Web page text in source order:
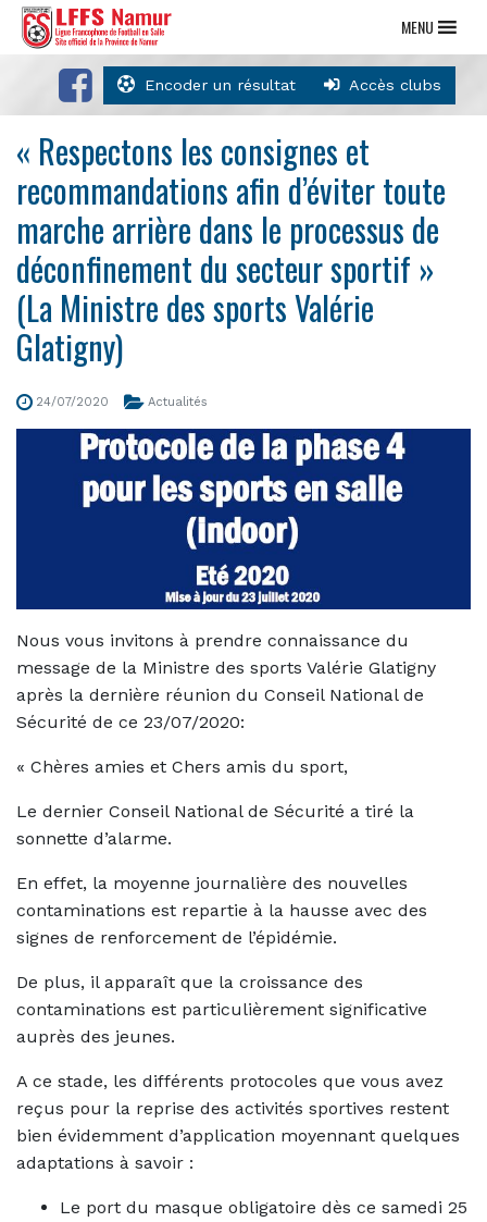
Encoder un résultat Accès clubs
MENU
« Respectons les consignes et
recommandations afin d’éviter toute
marche arrière dans le processus de
déconfinement du secteur sportif »
(La Ministre des sports Valérie
Glatigny)
24/07/2020 Actualités
Nous vous invitons à prendre connaissance du
message de la Ministre des sports Valérie Glatigny
après la dernière réunion du Conseil National de
Sécurité de ce 23/07/2020:
« Chères amies et Chers amis du sport,
Le dernier Conseil National de Sécurité a tiré la
sonnette d’alarme.
En effet, la moyenne journalière des nouvelles
contaminations est repartie à la hausse avec des
signes de renforcement de l’épidémie.
De plus, il apparaît que la croissance des
contaminations est particulièrement significative
auprès des jeunes.
A ce stade, les différents protocoles que vous avez
reçus pour la reprise des activités sportives restent
bien évidemment d’application moyennant quelques
adaptations à savoir :
Le port du masque obligatoire dès ce samedi 25